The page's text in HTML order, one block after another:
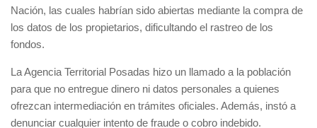
Nación, las cuales habrían sido abiertas mediante la compra de
los datos de los propietarios, dificultando el rastreo de los
fondos.
La Agencia Territorial Posadas hizo un llamado a la población
para que no entregue dinero ni datos personales a quienes
ofrezcan intermediación en trámites oficiales. Además, instó a
denunciar cualquier intento de fraude o cobro indebido.